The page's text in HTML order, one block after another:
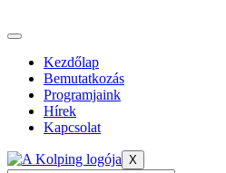
Kezdőlap
Bemutatkozás
Programjaink
Hírek
Kapcsolat
X